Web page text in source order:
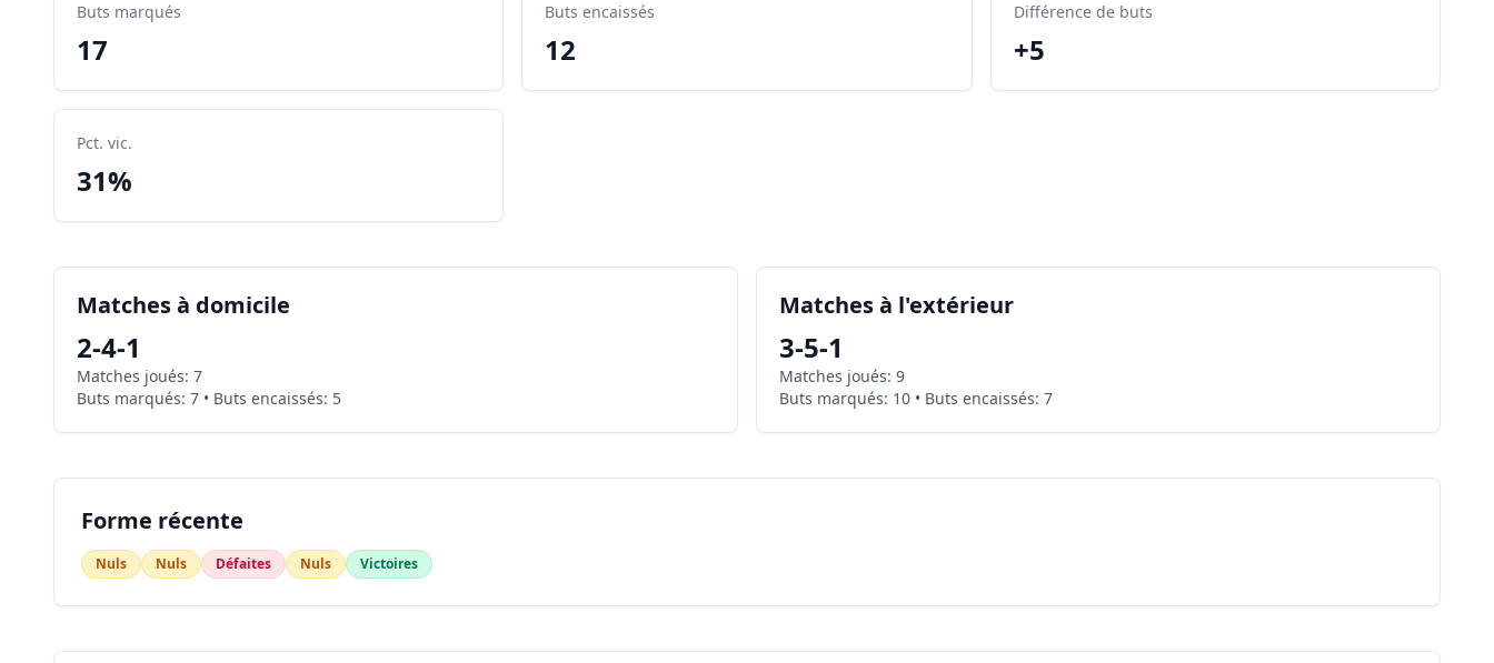
Buts marqués
17
Buts encaissés
12
Différence de buts
+5
Pct. vic.
31%
Matches à domicile
2-4-1
Matches joués: 7
Buts marqués: 7 • Buts encaissés: 5
Matches à l'extérieur
3-5-1
Matches joués: 9
Buts marqués: 10 • Buts encaissés: 7
Forme récente
Nuls Nuls Défaites Nuls Victoires